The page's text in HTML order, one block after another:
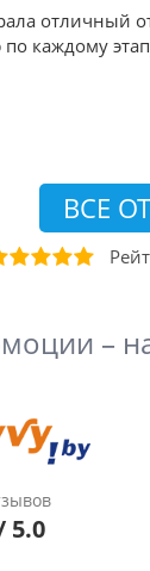
отличный
каждому
ВСЕ
–
5.0